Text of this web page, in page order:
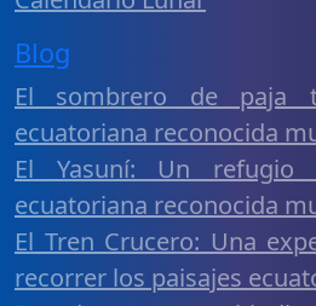
Blog
El sombrero de paja
ecuatoriana reconocida
El Yasuní: Un refugio
ecuatoriana reconocida
El Tren Crucero: Una
recorrer los paisajes